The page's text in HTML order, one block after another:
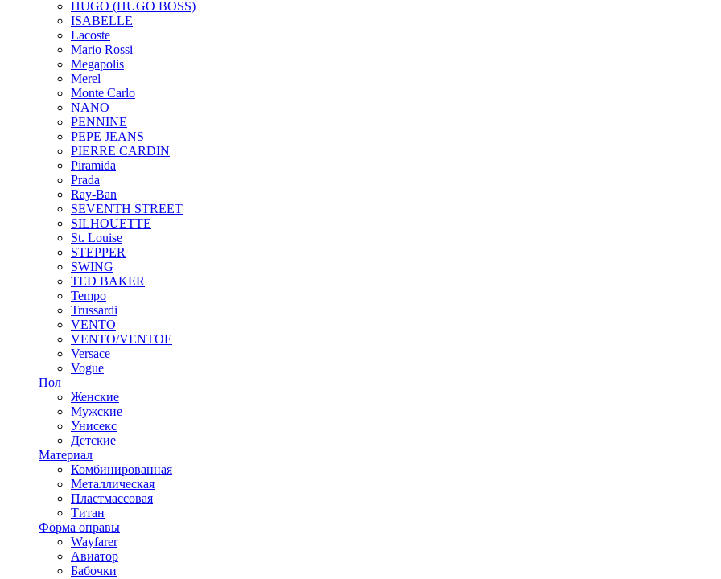
HUGO (HUGO BOSS)
ISABELLE
Lacoste
Mario Rossi
Megapolis
Merel
Monte Carlo
NANO
PENNINE
PEPE JEANS
PIERRE CARDIN
Piramida
Prada
Ray-Ban
SEVENTH STREET
SILHOUETTE
St. Louise
STEPPER
SWING
TED BAKER
Tempo
Trussardi
VENTO
VENTO/VENTOE
Versace
Vogue
Пол
Женские
Мужские
Унисекс
Детские
Материал
Комбинированная
Металлическая
Пластмассовая
Титан
Форма оправы
Wayfarer
Авиатор
Бабочки